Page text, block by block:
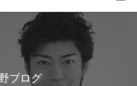
ブログ